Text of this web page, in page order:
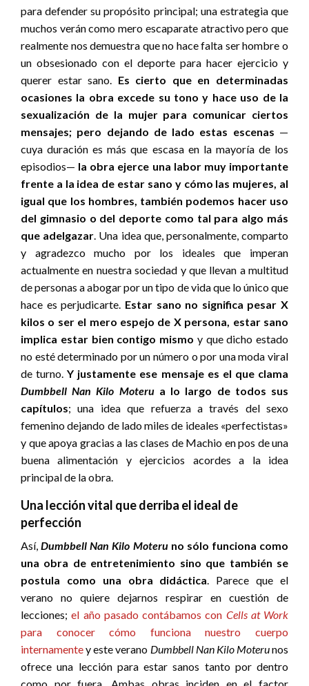
para defender su propósito principal; una estrategia que
muchos verán como mero escaparate atractivo pero que
realmente nos demuestra que no hace falta ser hombre o
un obsesionado con el deporte para hacer ejercicio y
querer estar sano. Es cierto que en determinadas
ocasiones la obra excede su tono y hace uso de la
sexualización de la mujer para comunicar ciertos
mensajes; pero dejando de lado estas escenas —
cuya duración es más que escasa en la mayoría de los
episodios— la obra ejerce una labor muy importante
frente a la idea de estar sano y cómo las mujeres, al
igual que los hombres, también podemos hacer uso
del gimnasio o del deporte como tal para algo más
que adelgazar. Una idea que, personalmente, comparto
y agradezco mucho por los ideales que imperan
actualmente en nuestra sociedad y que llevan a multitud
de personas a abogar por un tipo de vida que lo único que
hace es perjudicarte. Estar sano no significa pesar X
kilos o ser el mero espejo de X persona, estar sano
implica estar bien contigo mismo y que dicho estado
no esté determinado por un número o por una moda viral
de turno.Y justamente ese mensaje es el que clama
Dumbbell Nan Kilo Moterua lo largo de todos sus
capítulos; una idea que refuerza a través del sexo
femenino dejando de lado miles de ideales «perfectistas»
y que apoya gracias a las clases de Machio en pos de una
buena alimentación y ejercicios acordes a la idea
principal de la obra.
Una lección vital que derriba el ideal de
perfección
Así,Dumbbell Nan Kilo Moteruno sólo funciona como
una obra de entretenimiento sino que también se
postula como una obra didáctica. Parece que el
verano no quiere dejarnos respirar en cuestión de
lecciones;el año pasado contábamos con Cells at Work
para conocer cómo funciona nuestro cuerpo
internamentey este verano Dumbbell Nan Kilo Moterunos
ofrece una lección para estar sanos tanto por dentro